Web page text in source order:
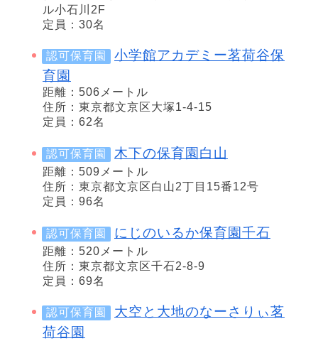
ル小石川2F
定員：30名
認可保育園
小学館アカデミー茗荷谷保
育園
距離：506メートル
住所：東京都文京区大塚1-4-15
定員：62名
認可保育園 木下の保育園白山
距離：509メートル
住所：東京都文京区白山2丁目15番12号
定員：96名
認可保育園 にじのいるか保育園千石
距離：520メートル
住所：東京都文京区千石2-8-9
定員：69名
認可保育園
大空と大地のなーさりぃ茗
荷谷園